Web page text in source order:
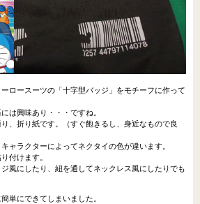
ロースーツの「十字型バッジ」をモチーフに作って
は興味あり・・・ですね。
、折り紙です。（すぐ飽きるし、身近なもので良
ャラクターによってネクタイの色が違います。
付けます。
ジ風にしたり、紐を通してネックレス風にしたりでも
単にできてしまいました。